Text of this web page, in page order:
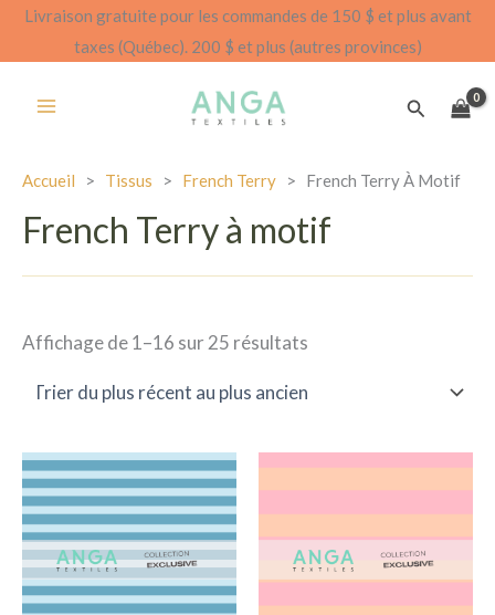
AllerLivraison gratuite pour les commandes de 150 $ et plus avant
taxes (Québec). 200 $ et plus (autres provinces)
Accueil > Tissus > French Terry > French Terry À Motif
French Terry à motif
Affichage de 1–16 sur 25 résultats